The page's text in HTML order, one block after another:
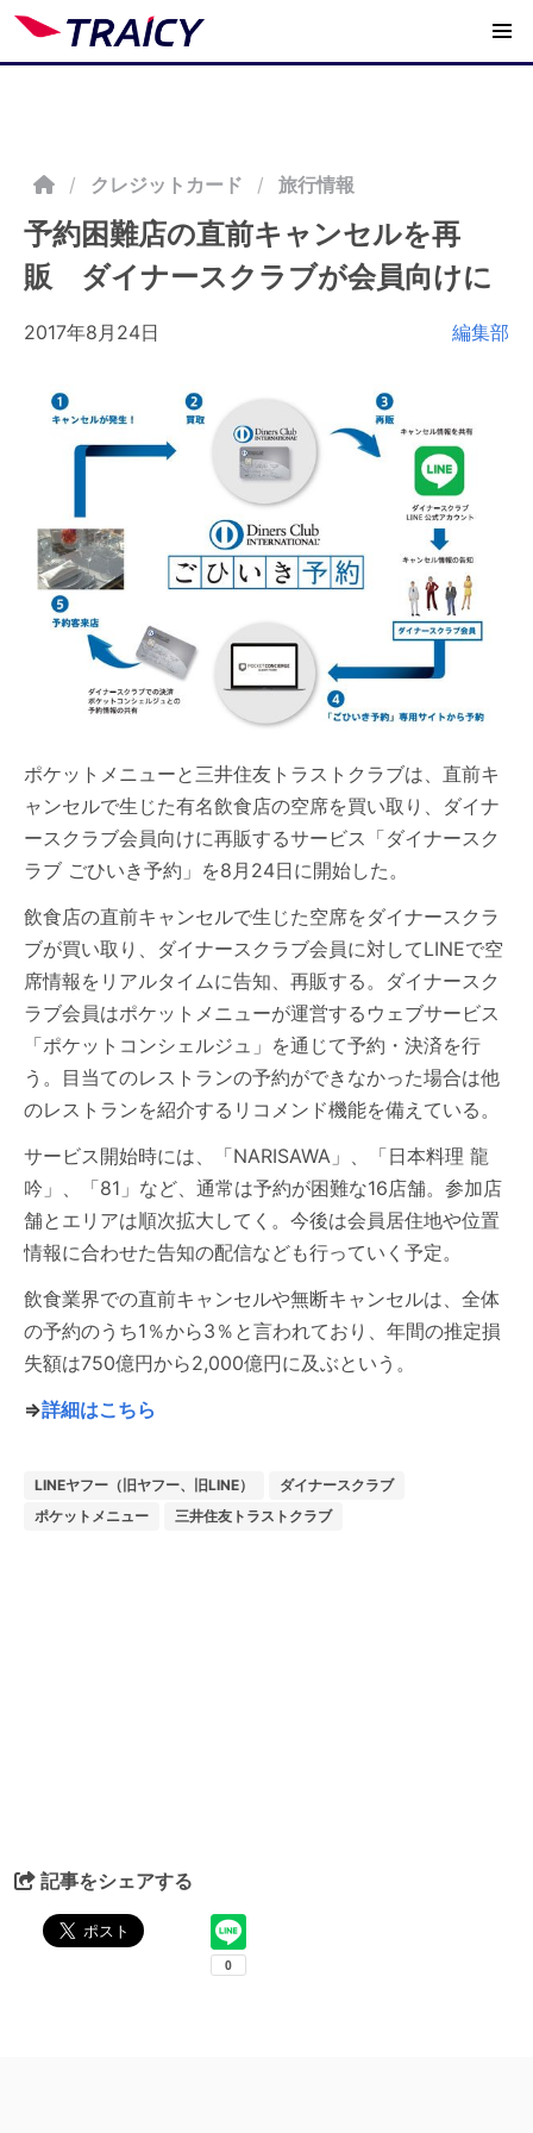
/ クレジットカード 旅行情報
予約困難店の直前キャンセルを再
販 ダイナースクラブが会員向けに
2017年8月24日 編集部
ポケットメニューと三井住友トラストクラブは、直前キ
ャンセルで生じた有名飲食店の空席を買い取り、ダイナ
ースクラブ会員向けに再販するサービス「ダイナースク
ラブ ごひいき予約」を8月24日に開始した。
飲食店の直前キャンセルで生じた空席をダイナースクラ
ブが買い取り、ダイナースクラブ会員に対してLINEで空
席情報をリアルタイムに告知、再販する。ダイナースク
ラブ会員はポケットメニューが運営するウェブサービス
「ポケットコンシェルジュ」を通じて予約・決済を行
う。目当てのレストランの予約ができなかった場合は他
のレストランを紹介するリコメンド機能を備えている。
サービス開始時には、「NARISAWA」、「日本料理 龍
吟」、「81」など、通常は予約が困難な16店舗。参加店
舗とエリアは順次拡大してく。今後は会員居住地や位置
情報に合わせた告知の配信なども行っていく予定。
飲食業界での直前キャンセルや無断キャンセルは、全体
の予約のうち1％から3％と言われており、年間の推定損
失額は750億円から2,000億円に及ぶという。
⇒詳細はこちら
LINEヤフー（旧ヤフー、旧LINE）
ダイナースクラブ
ポケットメニュー
三井住友トラストクラブ
記事をシェアする